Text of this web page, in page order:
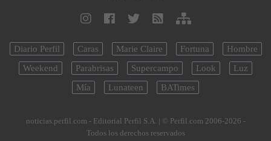
Diario Perfil Caras Marie Claire Fortuna
Hombre
Weekend
Parabrisas Supercampo Look
Luz
Mía
Lunateen BATimes
noticias.perfil.com - Editorial Perfil S.A. | © Perfil.com 2006-2026 -
Todos los derechos reservados